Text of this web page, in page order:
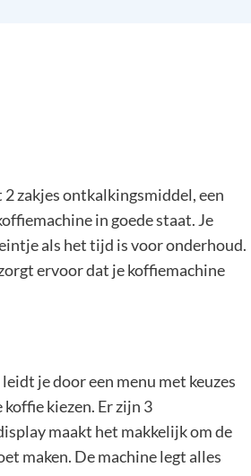
zakjes ontkalkingsmiddel, een
in goede staat. Je
als het tijd is voor onderhoud.
ervoor dat je koffiemachine
je door een menu met keuzes
kiezen. Er zijn 3
maakt het makkelijk om de
maken. De machine legt alles